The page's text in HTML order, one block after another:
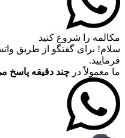
مکالمه را شروع کنید
سلام! برای گفتگو از طریق
فرمایید.
ما معمولاً در چند دقیقه پاسخ